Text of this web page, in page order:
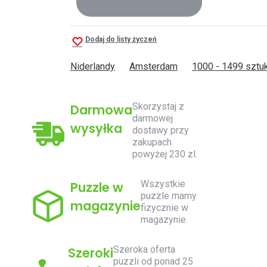
Dodaj do listy życzeń
Niderlandy Amsterdam 1000 - 1499
Darmowa
wysyłka
Skorzystaj z
darmowej
dostawy przy
zakupach
powyżej 230 zl.
Puzzle w
magazynie
Wszystkie
puzzle mamy
fizycznie w
magazynie.
SzerokiSzeroka oferta
puzzli od ponad 25